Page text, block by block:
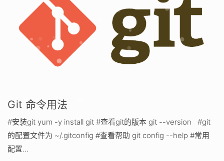
Git 命令用法
#安装git yum -y install git #查看git的版本 git --version #git
的配置文件为 ~/.gitconfig #查看帮助 git config --help #常用
配置…